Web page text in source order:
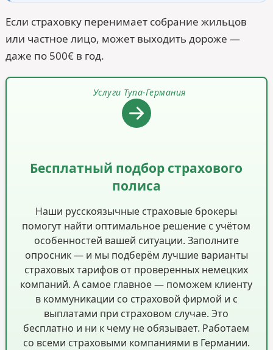
Если страховку перенимает собрание жильцов
или частное лицо, может выходить дороже —
даже по 500€ в год.
Услуги Тупа-Германия
Бесплатный подбор страхового
полиса
Наши русскоязычные страховые брокеры
помогут найти оптимальное решение с учётом
особенностей вашей ситуации. Заполните
опросник — и мы подберём лучшие варианты
страховых тарифов от проверенных немецких
компаний. А самое главное — поможем клиенту
в коммуникации со страховой фирмой и с
выплатами при страховом случае. Это
бесплатно и ни к чему не обязывает. Работаем
со всеми страховыми компаниями в Германии.